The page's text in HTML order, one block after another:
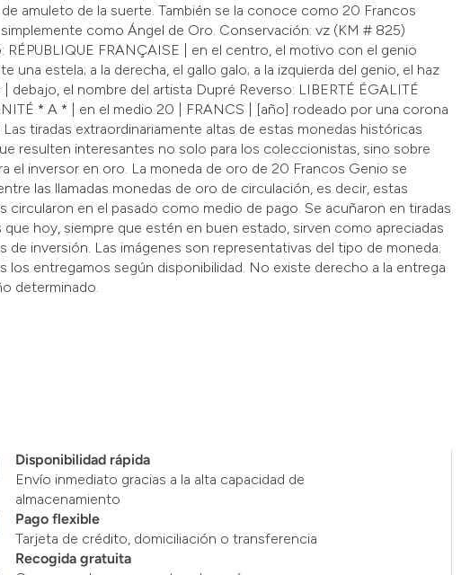
amuleto de la suerte. También se la conoce como 20 Francos
como Ángel de Oro. Conservación: vz (KM # 825)
RÉPUBLIQUE FRANÇAISE | en el centro, el motivo con el genio
una estela; a la derecha, el gallo galo; a la izquierda del genio, el haz
| debajo, el nombre del artista Dupré Reverso: LIBERTÉ ÉGALITÉ
* A * | en el medio 20 | FRANCS | [año] rodeado por una corona
Las tiradas extraordinariamente altas de estas monedas históricas
resulten interesantes no solo para los coleccionistas, sino sobre
el inversor en oro. La moneda de oro de 20 Francos Genio se
las llamadas monedas de oro de circulación, es decir, estas
circularon en el pasado como medio de pago. Se acuñaron en tiradas
que hoy, siempre que estén en buen estado, sirven como apreciadas
de inversión. Las imágenes son representativas del tipo de moneda.
los entregamos según disponibilidad. No existe derecho a la entrega
determinado.
Disponibilidad rápida
Envío inmediato gracias a la alta capacidad de
almacenamiento
Pago flexible
Tarjeta de crédito, domiciliación o transferencia
Recogida gratuita